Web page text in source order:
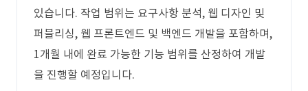
있습니다. 작업 범위는 요구사항 분석, 웹 디자인 및
퍼블리싱, 웹 프론트엔드 및 백엔드 개발을 포함하며,
1개월 내에 완료 가능한 기능 범위를 산정하여 개발
을 진행할 예정입니다.